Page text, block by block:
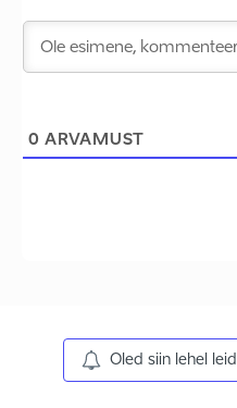
0 ARVAMUST
Oled siin lehel